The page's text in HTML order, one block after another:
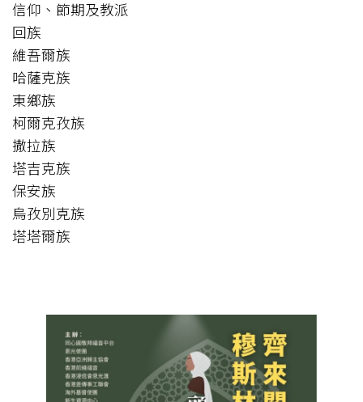
信仰、節期及教派
回族
維吾爾族
哈薩克族
東鄉族
柯爾克孜族
撒拉族
塔吉克族
保安族
烏孜別克族
塔塔爾族